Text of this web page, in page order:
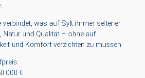
verbindet, was auf Sylt immer seltener
Natur und Qualität – ohne auf
und Komfort verzichten zu müssen.
€